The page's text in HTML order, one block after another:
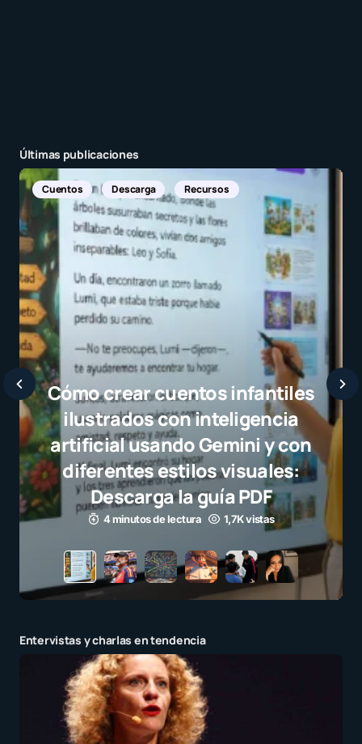
Últimas publicaciones
Noticias Internacionales
Javier Bardem
selección
el juego limpio
para millones
3 minutos de lectura
Entervistas y charlas en tendencia